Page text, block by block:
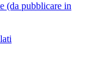
(da pubblicare in